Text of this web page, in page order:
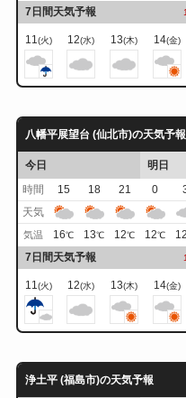
7日間天気予報
11(火) 12(水) 13(木) 14(金)
八幡平展望台 (仙北市)の天気予報
今日
明日
時間
15 18 21 0
天気
気温 16℃ 13℃ 12℃ 12℃
7日間天気予報
11(火) 12(水) 13(木) 14(金)
浄土平 (福島市)の天気予報